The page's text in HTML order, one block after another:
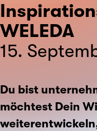
WELEDA
15.
Du bist
möchtest Dein